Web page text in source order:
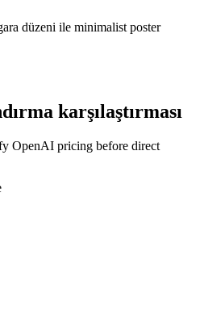
düzeni ile minimalist poster
karşılaştırması
OpenAI pricing before direct